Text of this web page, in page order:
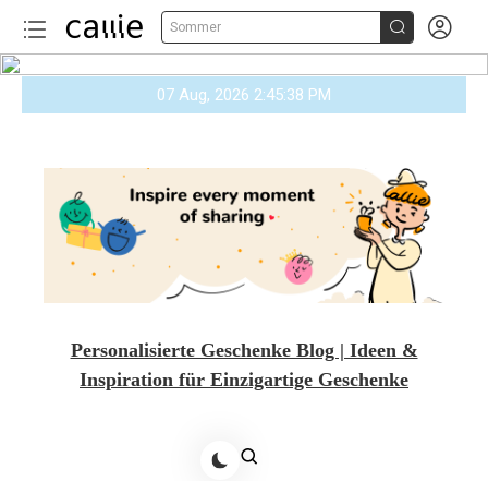
Sommer  
07 Aug, 2026 2:45:40 PM
Personalisierte Geschenke Blog | Ideen &
Inspiration für Einzigartige Geschenke